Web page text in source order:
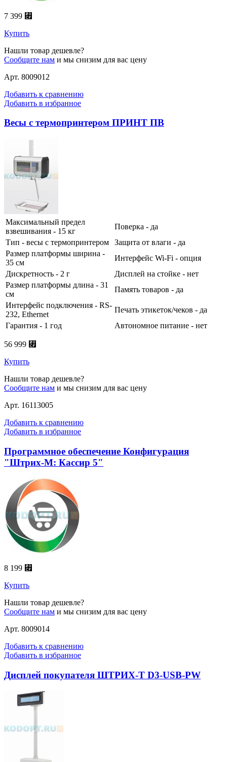
7 399 ⃏
Купить
Нашли товар дешевле?
Сообщите нам и мы снизим для вас цену
Арт. 8009012
Добавить к сравнению
Добавить в избранное
Весы с термопринтером ПРИНТ ПВ
Максимальный предел
взвешивания - 15 кг
Поверка - да
Тип - весы с термопринтером
Защита от влаги - да
Размер платформы ширина -
35 см
Интерфейс Wi-Fi - опция
Дискретность - 2 г
Дисплей на стойке - нет
Размер платформы длина - 31
см
Память товаров - да
Интерфейс подключения - RS-
232, Ethernet
Печать этикеток/чеков - да
Гарантия - 1 год
Автономное питание - нет
56 999 ⃏
Купить
Нашли товар дешевле?
Сообщите нам и мы снизим для вас цену
Арт. 16113005
Добавить к сравнению
Добавить в избранное
Программное обеспечение Конфигурация
"Штрих-М: Кассир 5"
8 199 ⃏
Купить
Нашли товар дешевле?
Сообщите нам и мы снизим для вас цену
Арт. 8009014
Добавить к сравнению
Добавить в избранное
Дисплей покупателя ШТРИХ-T D3-USB-PW